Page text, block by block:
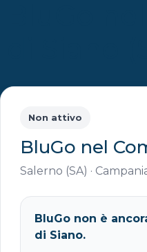
Non attivo
BluGo nel
Salerno (SA) ·
BluGo non è
di Siano.